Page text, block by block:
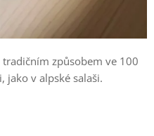
způsobem ve 100
v alpské salaši.